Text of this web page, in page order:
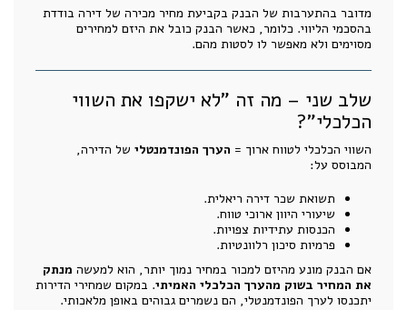
מדובר בהתערבות של הבנק בקביעת מחיר מכירה של דירה בודדת
בהסכמי הליווי. כלומר, כאשר הבנק כובל את היזם למחירים
מסוימים ולא מאפשר לו לסטות מהם.
שלב שני – מה זה "לא ישקפו את השווי
הכלכלי"?
השווי הכלכלי לטווח ארוך = הערך הפונדמנטלי של הדירה,
המבוסס על:
תשואת שכר דירה ריאלית.
שיעורי היוון ארוכי טווח.
הכנסות עתידיות צפויות.
פרמיות סיכון רלוונטיות.
אם הבנק מונע מהיזם למכור במחיר נמוך יותר, הוא למעשה מנתק
את המחיר בשוק מהערך הכלכלי האמיתי. במקום שמחירי הדירות
יתכנסו לערך הפונדמנטלי, הם נשמרים גבוהים באופן מלאכותי.